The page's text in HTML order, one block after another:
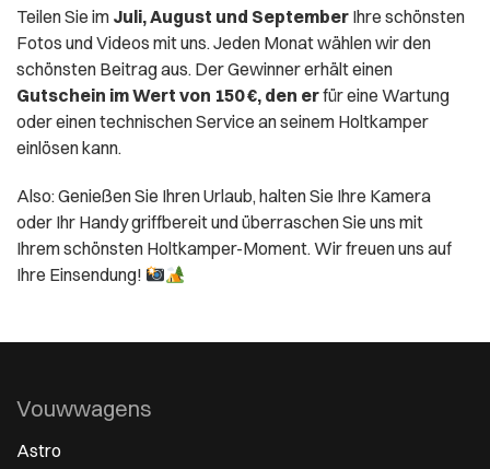
Teilen Sie im Juli, August und September Ihre schönsten
Fotos und Videos mit uns. Jeden Monat wählen wir den
schönsten Beitrag aus. Der Gewinner erhält einen
Gutschein im Wert von 150 €, den erfür eine Wartung
oder einen technischen Service an seinem Holtkamper
einlösen kann.
Also: Genießen Sie Ihren Urlaub, halten Sie Ihre Kamera
oder Ihr Handy griffbereit und überraschen Sie uns mit
Ihrem schönsten Holtkamper-Moment. Wir freuen uns auf
Ihre Einsendung!
Vouwwagens
Astro